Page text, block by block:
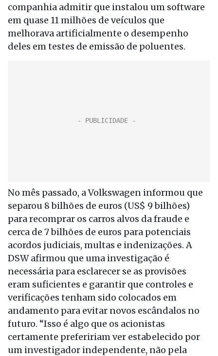
companhia admitir que instalou um software
em quase 11 milhões de veículos que
melhorava artificialmente o desempenho
deles em testes de emissão de poluentes.
No mês passado, a Volkswagen informou que
separou 8 bilhões de euros (US$ 9 bilhões)
para recomprar os carros alvos da fraude e
cerca de 7 bilhões de euros para potenciais
acordos judiciais, multas e indenizações. A
DSW afirmou que uma investigação é
necessária para esclarecer se as provisões
eram suficientes e garantir que controles e
verificações tenham sido colocados em
andamento para evitar novos escândalos no
futuro. “Isso é algo que os acionistas
certamente prefeririam ver estabelecido por
um investigador independente, não pela